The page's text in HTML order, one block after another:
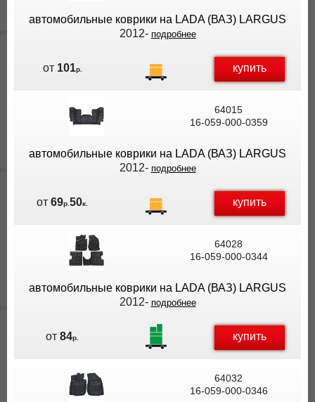
автомобильные коврики на LADA (ВАЗ) LARGUS
2012- подробнее
от 101р. купить
64015
16-059-000-0359
автомобильные коврики на LADA (ВАЗ) LARGUS
2012- подробнее
от69р.50к. купить
64028
16-059-000-0344
автомобильные коврики на LADA (ВАЗ) LARGUS
2012- подробнее
от84р. купить
64032
16-059-000-0346